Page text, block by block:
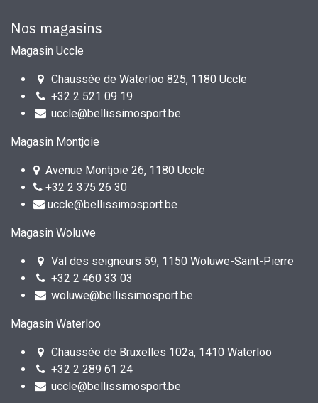
Nos magasins
Magasin Uccle
Chaussée de Waterloo 825, 1180 Uccle
+32 2 521 09 19
uccle@bellissimosport.be
Magasin Montjoie
Avenue Montjoie 26, 1180 Uccle
+32 2 375 26 30
uccle@bellissimosport.be
Magasin Woluwe
Val des seigneurs 59, 1150 Woluwe-Saint-Pierre
+32 2 460 33 03
woluwe@bellissimosport.be
Magasin Waterloo
Chaussée de Bruxelles 102a, 1410 Waterloo
+32 2 289 61 24
uccle@bellissimosport.be